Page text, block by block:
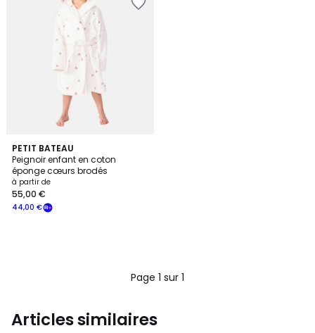
PETIT BATEAU
Peignoir enfant en coton
éponge cœurs brodés
à partir de
44,00 €
55,00 €
Page 1 sur 1
Articles similaires